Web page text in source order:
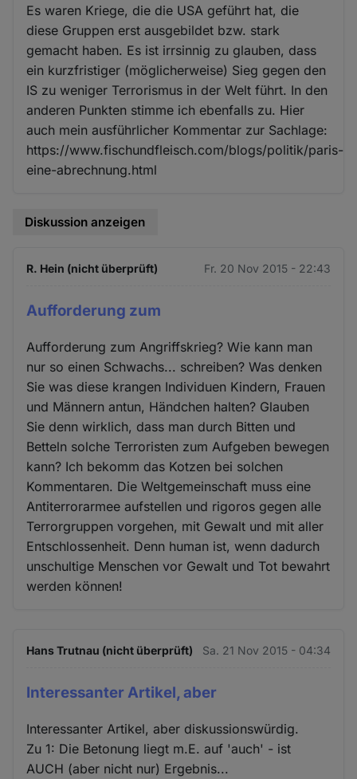
Es waren Kriege, die die USA geführt hat, die
diese Gruppen erst ausgebildet bzw. stark
gemacht haben. Es ist irrsinnig zu glauben, dass
ein kurzfristiger (möglicherweise) Sieg gegen den
IS zu weniger Terrorismus in der Welt führt. In den
anderen Punkten stimme ich ebenfalls zu. Hier
auch mein ausführlicher Kommentar zur Sachlage:
https://www.fischundfleisch.com/blogs/politik/paris-
eine-abrechnung.html
Diskussion anzeigen
R. Hein (nicht überprüft) Fr. 20 Nov 2015 - 22:43
Aufforderung zum
Aufforderung zum Angriffskrieg? Wie kann man
nur so einen Schwachs... schreiben? Was denken
Sie was diese krangen Individuen Kindern, Frauen
und Männern antun, Händchen halten? Glauben
Sie denn wirklich, dass man durch Bitten und
Betteln solche Terroristen zum Aufgeben bewegen
kann? Ich bekomm das Kotzen bei solchen
Kommentaren. Die Weltgemeinschaft muss eine
Antiterrorarmee aufstellen und rigoros gegen alle
Terrorgruppen vorgehen, mit Gewalt und mit aller
Entschlossenheit. Denn human ist, wenn dadurch
unschultige Menschen vor Gewalt und Tot bewahrt
werden können!
Hans Trutnau (nicht überprüft) Sa. 21 Nov 2015 - 04:34
Interessanter Artikel, aber
Interessanter Artikel, aber diskussionswürdig.
Zu 1: Die Betonung liegt m.E. auf 'auch' - ist
AUCH (aber nicht nur) Ergebnis...